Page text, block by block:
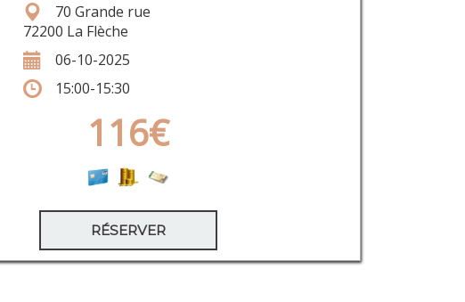
70 Grande rue
72200 La Flèche
06-10-2025
15:00-15:30
116€
RÉSERVER